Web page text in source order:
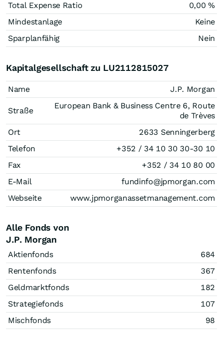
Total Expense Ratio
0,00 %
Mindestanlage
Keine
Sparplanfähig
Nein
Kapitalgesellschaft zu LU2112815027
Name J.P. Morgan
Straße
European Bank & Business Centre 6, Route
de Trèves
Ort
2633 Senningerberg
Telefon
+352 / 34 10 30 30-30 10
Fax
+352 / 34 10 80 00
E-Mail
fundinfo@jpmorgan.com
Webseite
www.jpmorganassetmanagement.com
Alle Fonds von
J.P. Morgan
Aktienfonds
684
Rentenfonds
367
Geldmarktfonds
182
Strategiefonds
107
Mischfonds
98